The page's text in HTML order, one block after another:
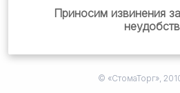
© «СтомаТорг»,
Приносим извинения